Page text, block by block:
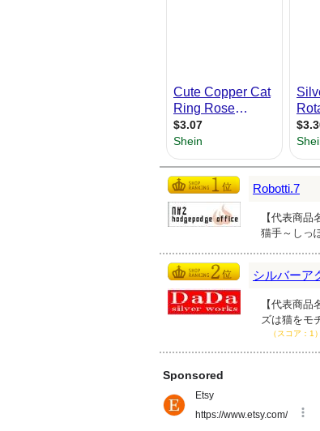
Robotti.7
【代表商
猫手～しっ
シルバー
【代表商
ズは猫をモ
（スコア：1）